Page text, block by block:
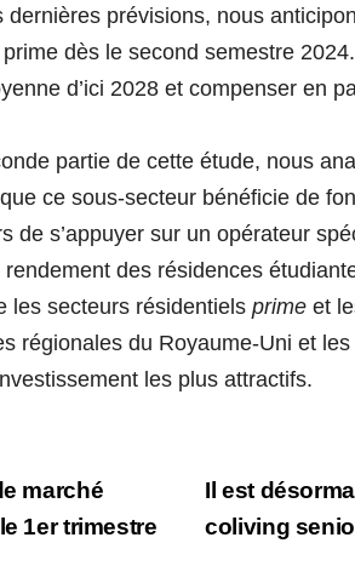
dernières prévisions, nous
dès le second semestre
d’ici 2028 et compenser en
partie de cette étude, nous
ce sous-secteur bénéficie de
de s’appuyer sur un opérateur
rendement des résidences
les secteurs résidentiels prime et
régionales du Royaume-Uni et
les plus attractifs.
Il est
coliving
marché
1er trimestre